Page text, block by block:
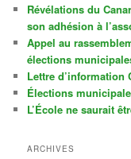
Révélations du
son adhésion à
Appel au
élections
Lettre d’information
Élections
L’École ne saurait
ARCHIVES